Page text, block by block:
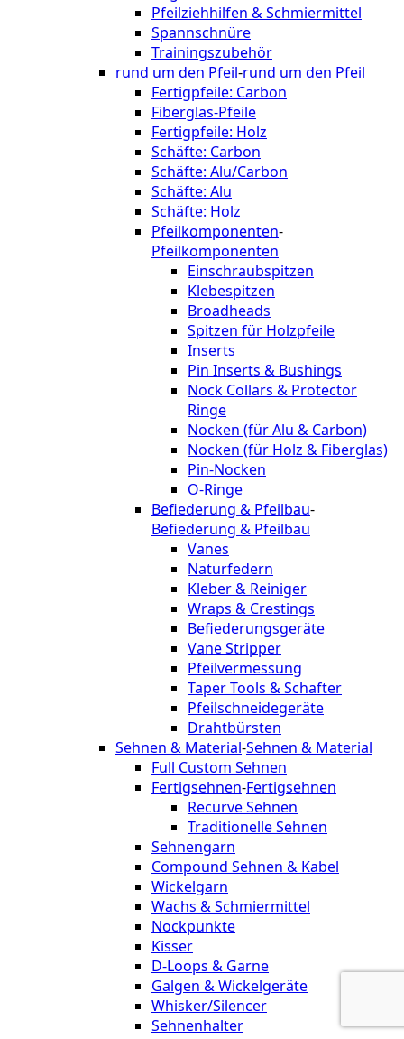
Pfeilziehhilfen & Schmiermittel
Spannschnüre
Trainingszubehör
rund um den Pfeil-rund um den Pfeil
Fertigpfeile: Carbon
Fiberglas-Pfeile
Fertigpfeile: Holz
Schäfte: Carbon
Schäfte: Alu/Carbon
Schäfte: Alu
Schäfte: Holz
Pfeilkomponenten-
Pfeilkomponenten
Einschraubspitzen
Klebespitzen
Broadheads
Spitzen für Holzpfeile
Inserts
Pin Inserts & Bushings
Nock Collars & Protector
Ringe
Nocken (für Alu & Carbon)
Nocken (für Holz & Fiberglas)
Pin-Nocken
O-Ringe
Befiederung & Pfeilbau-
Befiederung & Pfeilbau
Vanes
Naturfedern
Kleber & Reiniger
Wraps & Crestings
Befiederungsgeräte
Vane Stripper
Pfeilvermessung
Taper Tools & Schafter
Pfeilschneidegeräte
Drahtbürsten
Sehnen & Material-Sehnen & Material
Full Custom Sehnen
Fertigsehnen-Fertigsehnen
Recurve Sehnen
Traditionelle Sehnen
Sehnengarn
Compound Sehnen & Kabel
Wickelgarn
Wachs & Schmiermittel
Nockpunkte
Kisser
D-Loops & Garne
Galgen & Wickelgeräte
Whisker/Silencer
Sehnenhalter